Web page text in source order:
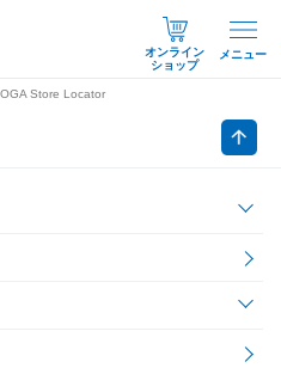
オンライン
ショップ
メニュー
Store Locator